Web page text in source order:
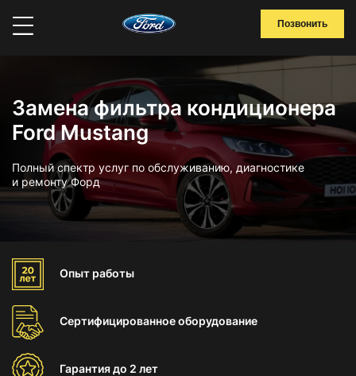
Позвонить
Замена фильтра кондиционера
Ford Mustang
Полный спектр услуг по обслуживанию, диагностике
и ремонту Форд
Опыт работы
Сертифицированноеоборудование
Гарантиядо 2 лет